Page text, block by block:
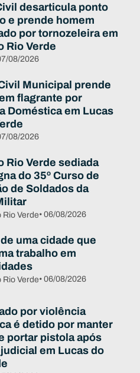
desarticula ponto
e prende homem
por tornozeleira em
Rio Verde
08/2026
Municipal prende
flagrante por
Doméstica em Lucas
08/2026
Rio Verde sediada
do 35º Curso de
de Soldados da
Rio Verde• 06/08/2026
uma cidade que
trabalho em
Rio Verde• 06/08/2026
por violência
é detido por manter
portar pistola após
em Lucas do